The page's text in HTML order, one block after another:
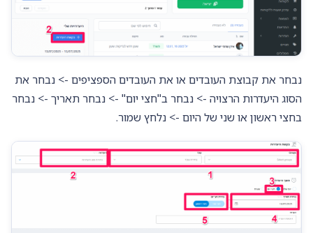
נבחר את קבוצת העובדים או את העובדים הספציפים -> נבחר את
הסוג היעדרות הרצויה -> נבחר ב"חצי יום" -> נבחר תאריך -> נבחר
בחצי ראשון או שני של היום -> נלחץ שמור.